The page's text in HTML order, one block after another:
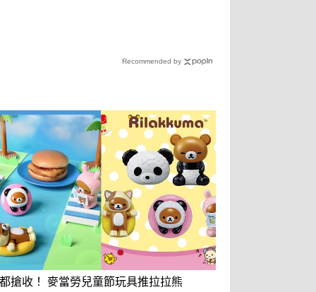
Recommended by
搶收！ 麥當勞兒童節玩具推拉拉熊